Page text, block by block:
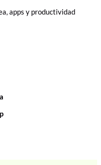
apps y productividad